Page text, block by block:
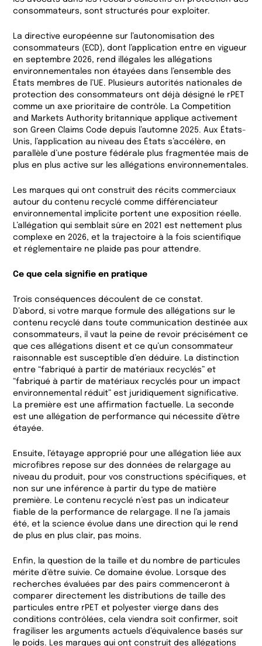
consommateurs, sont structurés pour exploiter.
La directive européenne sur l’autonomisation des
consommateurs (ECD), dont l’application entre en vigueur
en septembre 2026, rend illégales les allégations
environnementales non étayées dans l’ensemble des
États membres de l’UE. Plusieurs autorités nationales de
protection des consommateurs ont déjà désigné le rPET
comme un axe prioritaire de contrôle. La Competition
and Markets Authority britannique applique activement
son Green Claims Code depuis l’automne 2025. Aux États-
Unis, l’application au niveau des États s’accélère, en
parallèle d’une posture fédérale plus fragmentée mais de
plus en plus active sur les allégations environnementales.
Les marques qui ont construit des récits commerciaux
autour du contenu recyclé comme différenciateur
environnemental implicite portent une exposition réelle.
L’allégation qui semblait sûre en 2021 est nettement plus
complexe en 2026, et la trajectoire à la fois scientifique
et réglementaire ne plaide pas pour attendre.
Ce que cela signifie en pratique
Trois conséquences découlent de ce constat.
D’abord, si votre marque formule des allégations sur le
contenu recyclé dans toute communication destinée aux
consommateurs, il vaut la peine de revoir précisément ce
que ces allégations disent et ce qu’un consommateur
raisonnable est susceptible d’en déduire. La distinction
entre “fabriqué à partir de matériaux recyclés” et
“fabriqué à partir de matériaux recyclés pour un impact
environnemental réduit” est juridiquement significative.
La première est une affirmation factuelle. La seconde
est une allégation de performance qui nécessite d’être
étayée.
Ensuite, l’étayage approprié pour une allégation liée aux
microfibres repose sur des données de relargage au
niveau du produit, pour vos constructions spécifiques, et
non sur une inférence à partir du type de matière
première. Le contenu recyclé n’est pas un indicateur
fiable de la performance de relargage. Il ne l’a jamais
été, et la science évolue dans une direction qui le rend
de plus en plus clair, pas moins.
Enfin, la question de la taille et du nombre de particules
mérite d’être suivie. Ce domaine évolue. Lorsque des
recherches évaluées par des pairs commenceront à
comparer directement les distributions de taille des
particules entre rPET et polyester vierge dans des
conditions contrôlées, cela viendra soit confirmer, soit
fragiliser les arguments actuels d’équivalence basés sur
le poids. Les marques qui ont construit des allégations